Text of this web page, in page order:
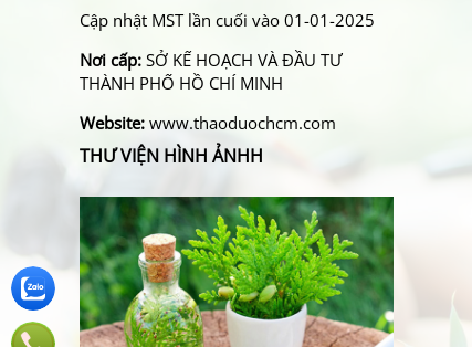
Cập nhật MST lần cuối vào 01-01-2025
Nơi cấp: SỞ KẾ HOẠCH VÀ ĐẦU TƯ
THÀNH PHỐ HỒ CHÍ MINH
Website: www.thaoduochcm.com
THƯ VIỆN HÌNH ẢNHH